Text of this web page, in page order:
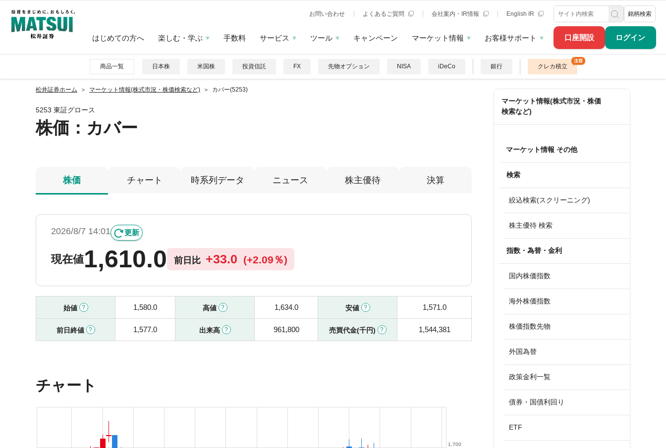
口座開設 ログイン
お問い合わせ よくあるご質問 会社案内・IR情報 English IR 銘柄検索
はじめての方へ 楽しむ・学ぶ 手数料 サービス ツール キャンペーン マーケット情報 お客様サポート
商品一覧 日本株 米国株 投資信託 FX 先物オプション NISA iDeCo 銀行 クレカ積立
松井証券ホーム マーケット情報(株式市況・株価検索など) カバー(5253)
5253 東証グロース
株価 ：カバー
株価 チャート 時系列データ ニュース 株主優待 決算
2026/8/7 14:01 更新
現在値1,610.0 前日比 +33.0 (+2.09％)
始値 1,580.0 高値 1,634.0 安値 1,571.0
前日終値 1,577.0 出来高 961,800 売買代金(千円) 1,544,381
チャート
1,700
マーケット情報(株式市況・株価
検索など)
マーケット情報 その他
検索
絞込検索(スクリーニング)
株主優待 検索
指数・為替・金利
国内株価指数
海外株価指数
株価指数先物
外国為替
政策金利一覧
債券・国債利回り
ETF